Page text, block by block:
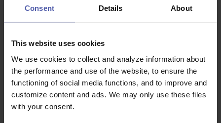
Consent Details About
This website uses cookies
We use cookies to collect and analyze information about
the performance and use of the website, to ensure the
functioning of social media functions, and to improve and
customize content and ads. We may only use these files
with your consent.
Technolog lisování - náborový bonus 50.000 Kč
O.K. solution Havlíčkův Brod Dohodou
Na této pozici získáte možnost podílet se na nových projektech,
pracovat s lisovací technologií na vysoké úrovni a vidět reálný
dopad své práce na výslednou výrobu. Po zaučení se můžete
zapojit i do…